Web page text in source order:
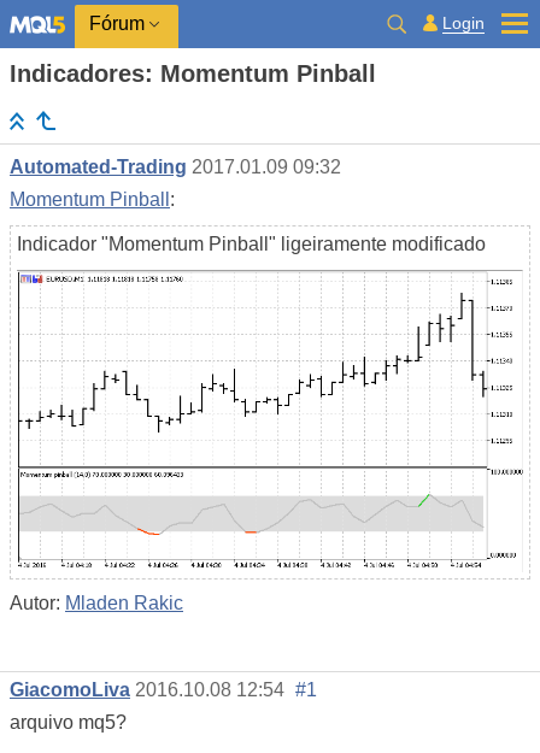
Fórum Login
Indicadores: Momentum Pinball
Automated-Trading 2017.01.09 09:32
Momentum Pinball :
Indicador "Momentum Pinball" ligeiramente modificado
Autor: Mladen Rakic
GiacomoLiva 2016.10.08 12:54 #1
arquivo mq5?